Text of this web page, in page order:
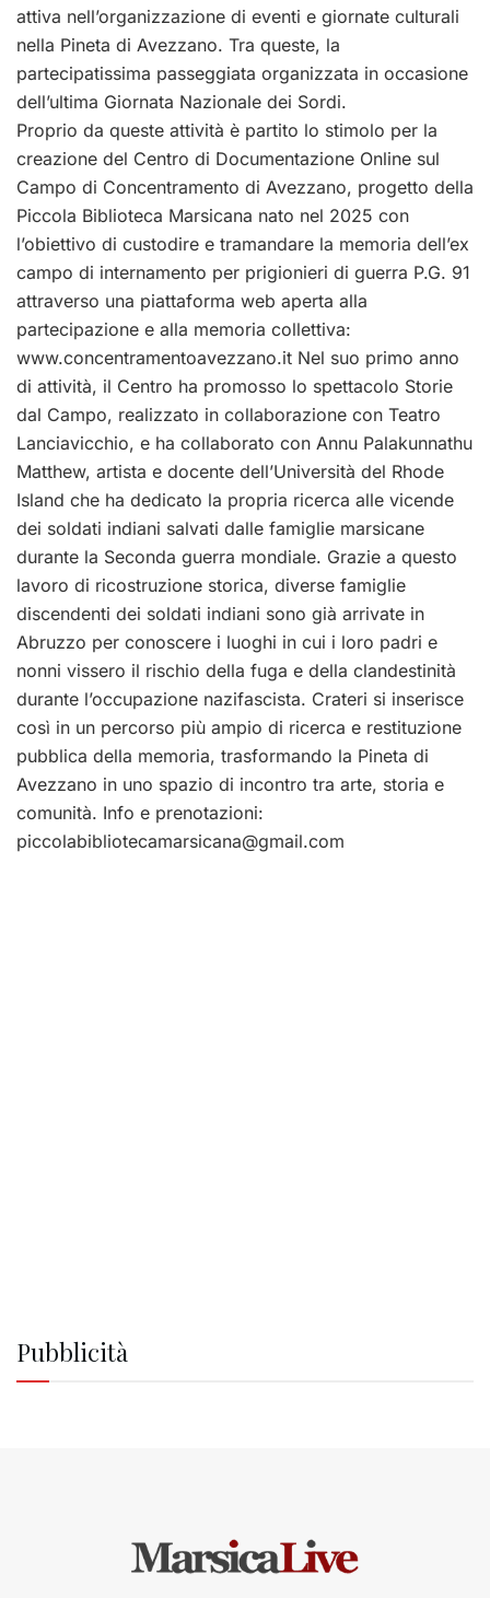
attiva nell’organizzazione di eventi e giornate culturali
nella Pineta di Avezzano. Tra queste, la
partecipatissima passeggiata organizzata in occasione
dell’ultima Giornata Nazionale dei Sordi.
Proprio da queste attività è partito lo stimolo per la
creazione del Centro di Documentazione Online sul
Campo di Concentramento di Avezzano, progetto della
Piccola Biblioteca Marsicana nato nel 2025 con
l’obiettivo di custodire e tramandare la memoria dell’ex
campo di internamento per prigionieri di guerra P.G. 91
attraverso una piattaforma web aperta alla
partecipazione e alla memoria collettiva:
www.concentramentoavezzano.it Nel suo primo anno
di attività, il Centro ha promosso lo spettacolo Storie
dal Campo, realizzato in collaborazione con Teatro
Lanciavicchio, e ha collaborato con Annu Palakunnathu
Matthew, artista e docente dell’Università del Rhode
Island che ha dedicato la propria ricerca alle vicende
dei soldati indiani salvati dalle famiglie marsicane
durante la Seconda guerra mondiale. Grazie a questo
lavoro di ricostruzione storica, diverse famiglie
discendenti dei soldati indiani sono già arrivate in
Abruzzo per conoscere i luoghi in cui i loro padri e
nonni vissero il rischio della fuga e della clandestinità
durante l’occupazione nazifascista. Crateri si inserisce
così in un percorso più ampio di ricerca e restituzione
pubblica della memoria, trasformando la Pineta di
Avezzano in uno spazio di incontro tra arte, storia e
comunità. Info e prenotazioni:
piccolabibliotecamarsicana@gmail.com
Pubblicità